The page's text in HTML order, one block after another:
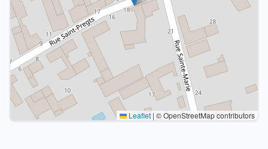
Leaflet | © OpenStreetMap contributors